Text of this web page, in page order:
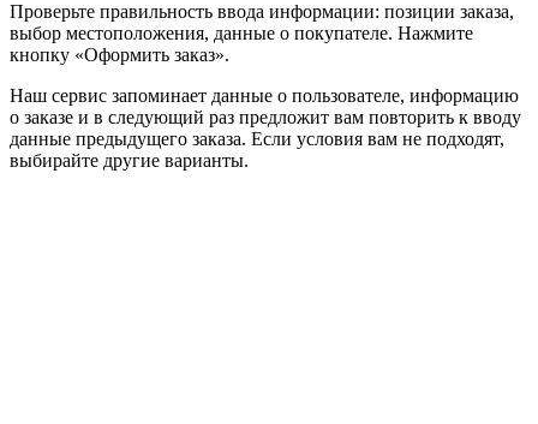
Проверьте правильность ввода информации: позиции заказа,
выбор местоположения, данные о покупателе. Нажмите
кнопку «Оформить заказ».
Наш сервис запоминает данные о пользователе, информацию
о заказе и в следующий раз предложит вам повторить к вводу
данные предыдущего заказа. Если условия вам не подходят,
выбирайте другие варианты.